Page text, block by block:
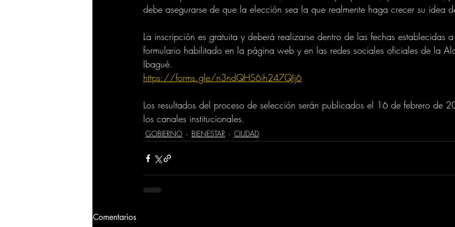
debe asegurarse de que la elección sea la que realmente haga crecer su idea
La inscripción es gratuita y deberá realizarse dentro de las fechas establecidas
formulario habilitado en la página web y en las redes sociales oficiales de la
Ibagué.
https://forms.gle/n3ndQHS6ih247QJj6
Los resultados del proceso de selección serán publicados el 16 de febrero de
los canales institucionales.
GOBIERNO BIENESTAR CIUDAD
Comentarios